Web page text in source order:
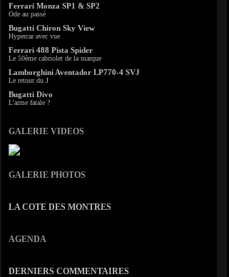
Ferrari Monza SP1 & SP2
Ode au passé
Bugatti Chiron Sky View
Hypercar avec vue
Ferrari 488 Pista Spider
Le 50ème cabriolet de la marque
Lamborghini Aventador LP770-4 SVJ
Le retour du J
Bugatti Divo
L'arme fatale ?
GALERIE VIDEOS
GALERIE PHOTOS
LA COTE DES MONTRES
AGENDA
DERNIERS COMMENTAIRES